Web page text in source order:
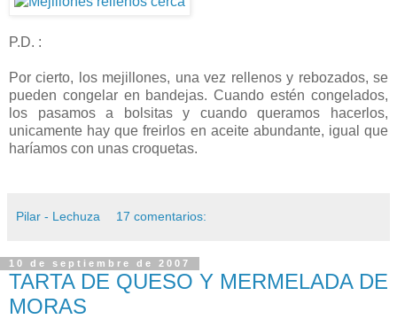
P.D. :
Por cierto, los mejillones, una vez rellenos y rebozados, se
pueden congelar en bandejas. Cuando estén congelados,
los pasamos a bolsitas y cuando queramos hacerlos,
unicamente hay que freirlos en aceite abundante, igual que
haríamos con unas croquetas.
Pilar - Lechuza 17 comentarios:
10 de septiembre de 2007
TARTA DE QUESO Y MERMELADA DE
MORAS